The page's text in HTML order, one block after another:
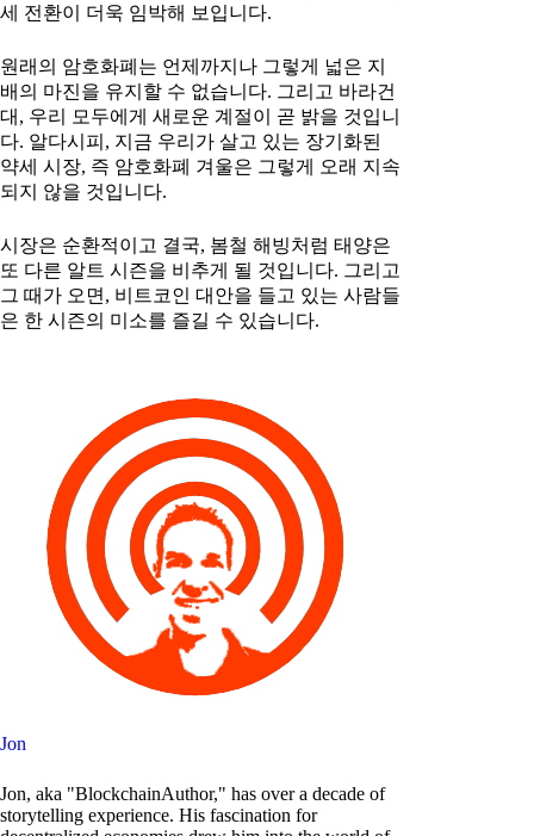
세 전환이 더욱 임박해 보입니다.
원래의 암호화폐는 언제까지나 그렇게 넓은 지
배의 마진을 유지할 수 없습니다. 그리고 바라건
대, 우리 모두에게 새로운 계절이 곧 밝을 것입니
다. 알다시피, 지금 우리가 살고 있는 장기화된
약세 시장, 즉 암호화폐 겨울은 그렇게 오래 지속
되지 않을 것입니다.
시장은 순환적이고 결국, 봄철 해빙처럼 태양은
또 다른 알트 시즌을 비추게 될 것입니다. 그리고
그 때가 오면, 비트코인 대안을 들고 있는 사람들
은 한 시즌의 미소를 즐길 수 있습니다.
Jon
Jon, aka "BlockchainAuthor," has over a decade of
storytelling experience. His fascination for